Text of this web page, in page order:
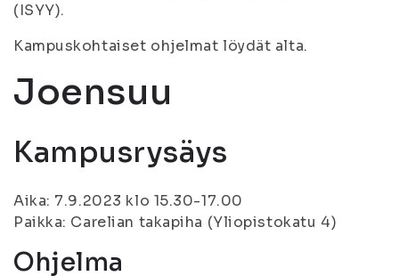
(ISYY).
Kampuskohtaiset ohjelmat löydät alta.
Joensuu
Kampusrysäys
Aika: 7.9.2023 klo 15.30-17.00
Paikka: Carelian takapiha (Yliopistokatu 4)
Ohjelma